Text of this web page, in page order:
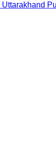
Uttarakhand